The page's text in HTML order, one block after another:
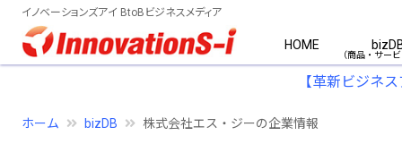
イノベーションズアイ BtoBビジネスメディア
HOME
【革新ビジネ
ホーム bizDB 株式会社エス・ジーの企業情報